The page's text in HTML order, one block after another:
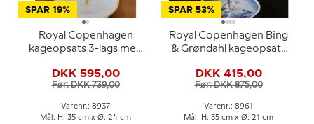
SPAR 19%
Royal Copenhagen
kageopsats 3-lags med
DKK 595,00
Før: DKK 739,00
Varenr.: 8937
Mål: H: 35 cm x Ø: 24 cm
SPAR 53%
Royal Copenhagen Bing
& Grøndahl kageopsats
DKK 415,00
Før: DKK 875,00
Varenr.: 8961
Mål: H: 35 cm x Ø: 21 cm